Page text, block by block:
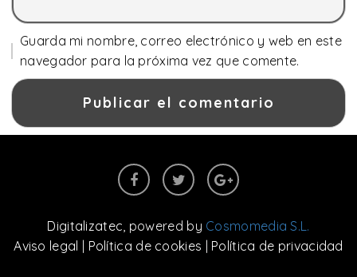
Guarda mi nombre, correo electrónico y web en este
navegador para la próxima vez que comente.
Digitalizatec , powered by Cosmomedia S.L.
Aviso legal | Política de cookies | Política de privacidad